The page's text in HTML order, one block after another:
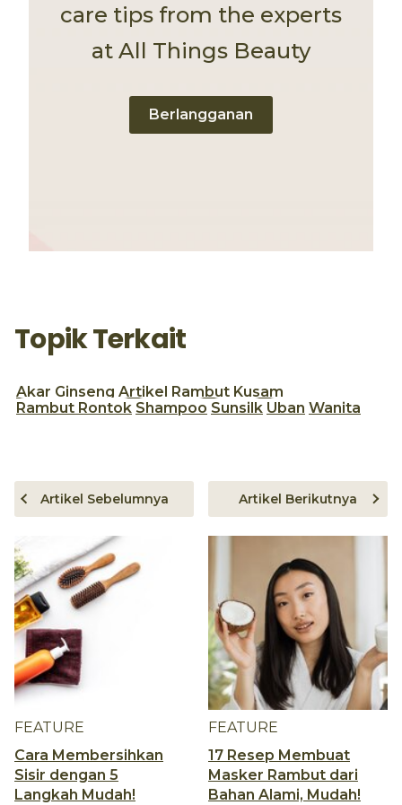
care tips from the experts
at All Things Beauty
Berlangganan
Topik Terkait
Akar Ginseng Artikel
Rambut Kusam
Rambut Rontok Shampoo Sunsilk Uban Wanita
FEATURE
Cara Membersihkan
Sisir dengan 5
Langkah Mudah!
Artikel Sebelumnya
FEATURE
17 Resep Membuat
Masker Rambut dari
Bahan Alami, Mudah!
Artikel Berikutnya